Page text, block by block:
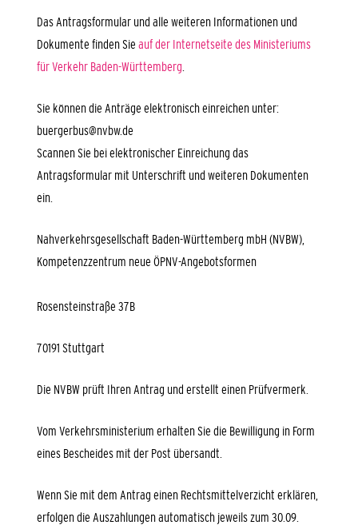
Das Antragsformular und alle weiteren Informationen und
Dokumente finden Sie auf der Internetseite des Ministeriums
für Verkehr Baden-Württemberg
Sie können die Anträge elektronisch einreichen unter:
buergerbus@nvbw.de
Scannen Sie bei elektronischer Einreichung das
Antragsformular mit Unterschrift und weiteren Dokumenten
ein.
Nahverkehrsgesellschaft Baden-Württemberg mbH (NVBW),
Kompetenzzentrum neue ÖPNV-Angebotsformen
Rosensteinstraße 37B
70191 Stuttgart
Die NVBW prüft Ihren Antrag und erstellt einen Prüfvermerk.
Vom Verkehrsministerium erhalten Sie die Bewilligung in Form
eines Bescheides mit der Post übersandt.
Wenn Sie mit dem Antrag einen Rechtsmittelverzicht erklären,
erfolgen die Auszahlungen automatisch jeweils zum 30.09.